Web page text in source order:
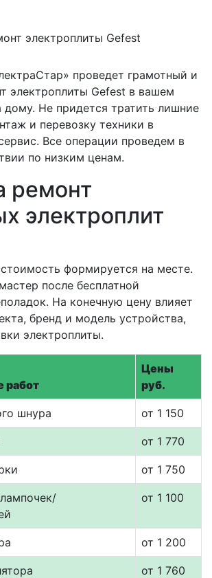
электроплиты Gefest
проведет грамотный и
электроплиты Gefest в вашем
дому. Не придется тратить лишние
и перевозку техники в
Все операции проведем в
по низким ценам.
ремонт
электроплит
формируется на месте.
после бесплатной
На конечную цену влияет
бренд и модель устройства,
электроплиты.
работ
Цены
руб.
шнура от 1 150
от 1 770
от 1 750
от 1 100
от 1 200
от 1 760